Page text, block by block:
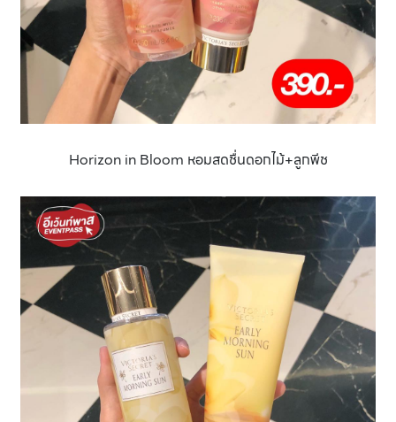
Horizon in Bloom หอมสดชื่นดอกไม้+ลูกพีช